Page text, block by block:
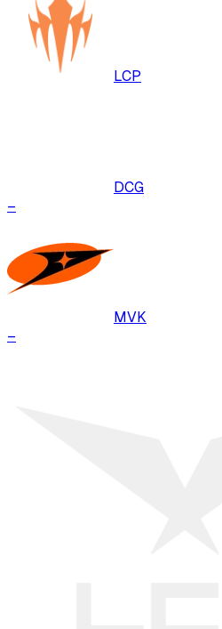
LCP
DCG
–
MVK
–